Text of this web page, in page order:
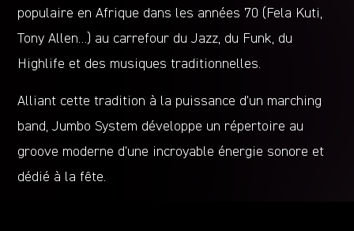
populaire en Afrique dans les années 70 (Fela Kuti,
Tony Allen…) au carrefour du Jazz, du Funk, du
Highlife et des musiques traditionnelles.
Alliant cette tradition à la puissance d’un marching
band, Jumbo System développe un répertoire au
groove moderne d’une incroyable énergie sonore et
dédié à la fête.